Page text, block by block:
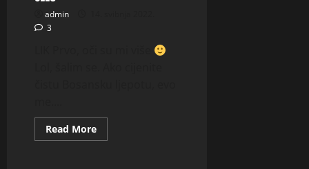
admin
3
Read MoreRead
more